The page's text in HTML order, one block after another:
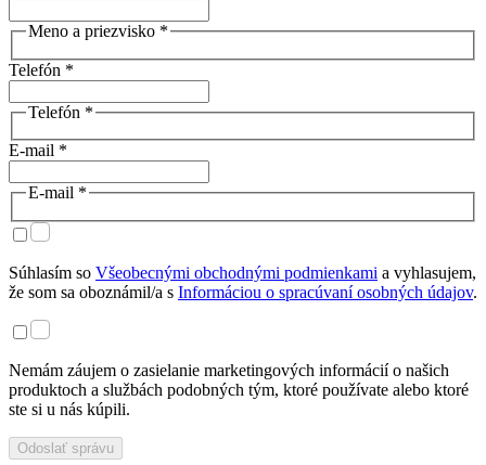
Meno a priezvisko *
Telefón *
Telefón *
E-mail *
E-mail *
Súhlasím so Všeobecnými obchodnými podmienkami a vyhlasujem,
že som sa oboznámil/a s Informáciou o spracúvaní osobných údajov.
Nemám záujem o zasielanie marketingových informácií o našich
produktoch a službách podobných tým, ktoré používate alebo ktoré
ste si u nás kúpili.
Odoslať správu